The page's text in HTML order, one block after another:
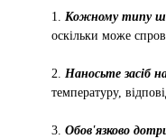
1. Кожному типу
оскільки може
2. Наносьте засіб
температуру,
3. Обов'язково